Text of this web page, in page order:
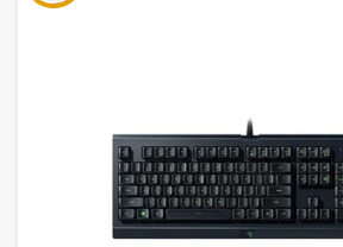
mượt mà trên nhiều bề mặt khác
cho đến mặt bàn gỗ hay kính.
Độ chính xác không chỉ giúp bạn
chỉnh con trỏ mà còn rất hữu ích